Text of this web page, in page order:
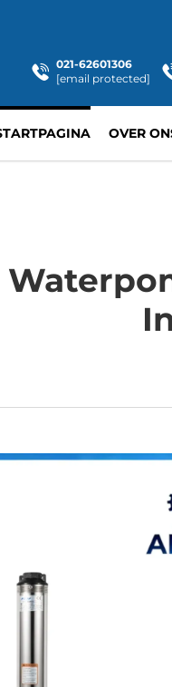
021-62601306
[email protected]
OVER